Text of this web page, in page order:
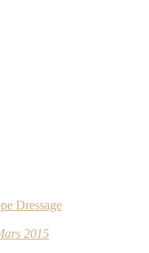
Dressage
2015